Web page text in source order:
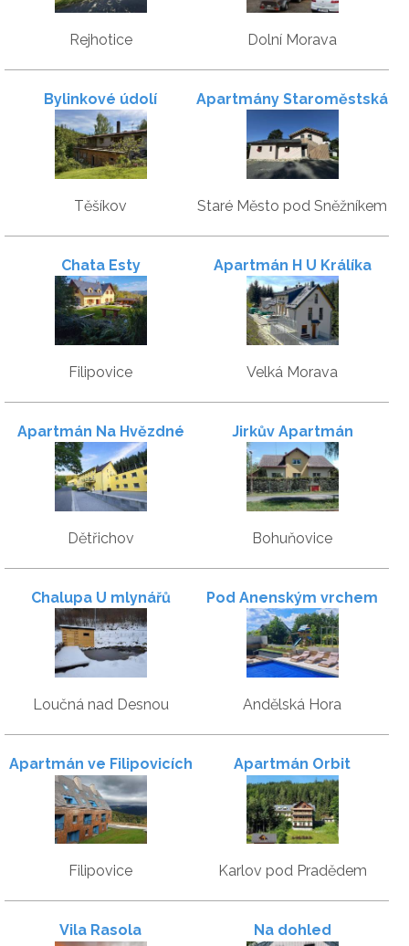
Rejhotice Dolní Morava
Bylinkové údolí
Těšíkov
Apartmány Staroměstská
romance
Staré Město pod Sněžníkem
Chata Esty
Filipovice
Apartmán H U Králíka
Velká Morava
Apartmán Na Hvězdné
Mýtince
Dětřichov
Jirkův Apartmán
Bohuňovice
Chalupa U mlynářů
Loučná nad Desnou
Pod Anenským vrchem
Andělská Hora
Apartmán ve Filipovicích
Filipovice
Apartmán Orbit
Karlov pod Pradědem
Vila Rasola Na dohled